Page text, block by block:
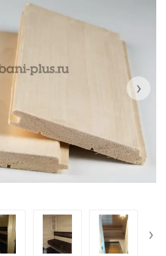
›
›